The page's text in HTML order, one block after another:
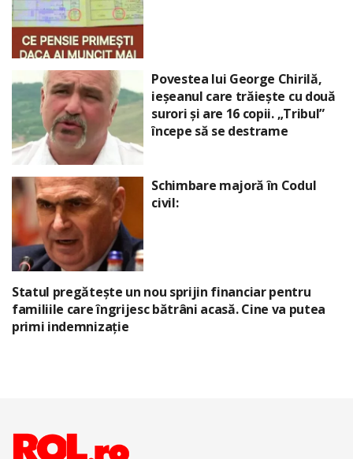
Povestea lui George Chirilă,
ieșeanul care trăiește cu două
surori și are 16 copii. „Tribul”
începe să se destrame
Schimbare majoră în Codul
civil:
Statul pregătește un nou sprijin financiar pentru
familiile care îngrijesc bătrâni acasă. Cine va putea
primi indemnizație